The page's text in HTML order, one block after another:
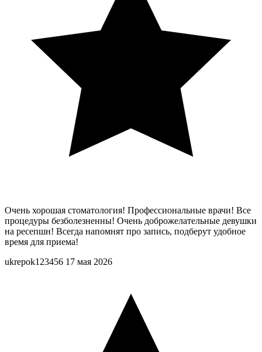
Очень хорошая стоматология! Профессиональные врачи! Все
процедуры безболезненны! Очень доброжелательные девушки
на ресепшн! Всегда напомнят про запись, подберут удобное
время для приема!
ukrepok123456 17 мая 2026